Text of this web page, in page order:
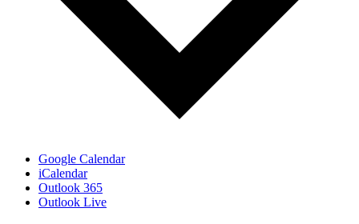
Google Calendar
iCalendar
Outlook 365
Outlook Live